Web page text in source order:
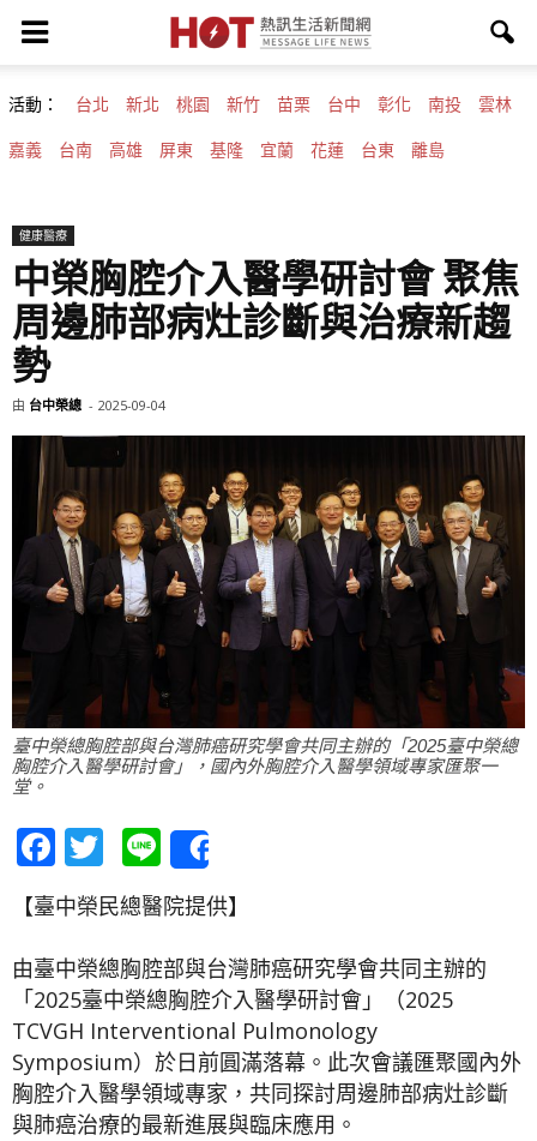
活動： 台北 新北 桃園 新竹 苗栗 台中 彰化 南投 雲林
嘉義 台南 高雄 屏東 基隆 宜蘭 花蓮 台東 離島
健康醫療
中榮胸腔介入醫學研討會 聚焦
周邊肺部病灶診斷與治療新趨
勢
由 台中榮總 - 2025-09-04
臺中榮總胸腔部與台灣肺癌研究學會共同主辦的「2025臺中榮總
胸腔介入醫學研討會」，國內外胸腔介入醫學領域專家匯聚一
堂。
Facebook
Twitter
Line
【臺中榮民總醫院提供】
由臺中榮總胸腔部與台灣肺癌研究學會共同主辦的
「2025臺中榮總胸腔介入醫學研討會」（2025
TCVGH Interventional Pulmonology
Symposium）於日前圓滿落幕。此次會議匯聚國內外
胸腔介入醫學領域專家，共同探討周邊肺部病灶診斷
與肺癌治療的最新進展與臨床應用。